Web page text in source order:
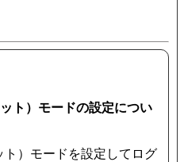
ト）モードの設定につい
）モードを設定してログ